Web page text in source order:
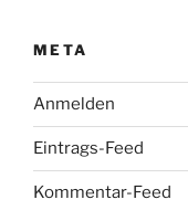
META
Anmelden
Eintrags-Feed
Kommentar-Feed